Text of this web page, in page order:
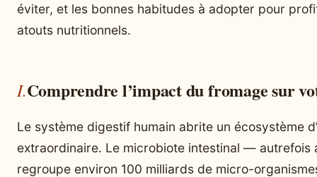
éviter, et les bonnes habitudes à adopter pour
atouts nutritionnels.
Comprendre l’impact du fromage sur
Le système digestif humain abrite un écosystème
extraordinaire. Le microbiote intestinal —
regroupe environ 100 milliards de micro-